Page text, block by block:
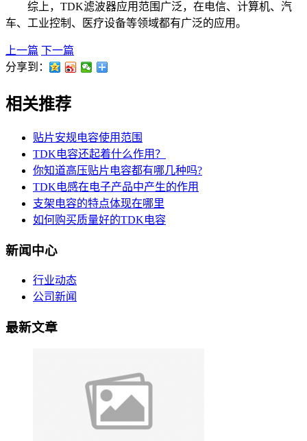
综上，TDK滤波器应用范围广泛，在电信、计算机、汽
车、工业控制、医疗设备等领域都有广泛的应用。
上一篇 下一篇
分享到：
相关推荐
贴片安规电容使用范围
TDK电容还起着什么作用？
你知道高压贴片电容都有哪几种吗?
TDK电感在电子产品中产生的作用
支架电容的特点体现在哪里
如何购买质量好的TDK电容
新闻中心
行业动态
公司新闻
最新文章